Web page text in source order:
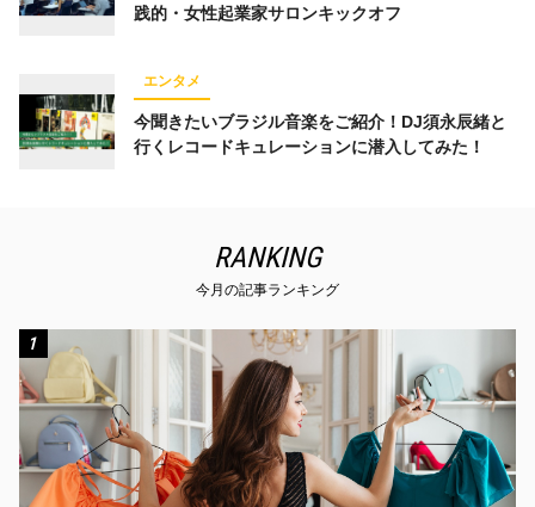
践的・女性起業家サロンキックオフ
エンタメ
今聞きたいブラジル音楽をご紹介！DJ須永辰緒と
行くレコードキュレーションに潜入してみた！
RANKING
今月の記事ランキング
1